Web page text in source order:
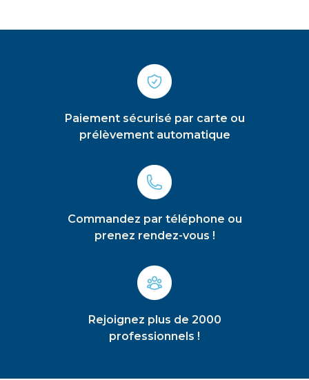
Paiement sécurisé par carte ou
prélèvement automatique
Commandez par téléphone ou
prenez rendez-vous !
Rejoignez plus de 2000
professionnels !